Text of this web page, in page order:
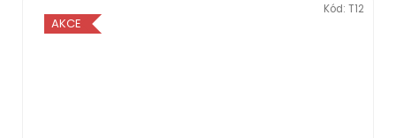
AKCE
Kód: T12